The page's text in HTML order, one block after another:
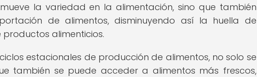
la variedad en la alimentación, sino que también
de alimentos, disminuyendo así la huella de
alimenticios.
estacionales de producción de alimentos, no solo se
también se puede acceder a alimentos más frescos,